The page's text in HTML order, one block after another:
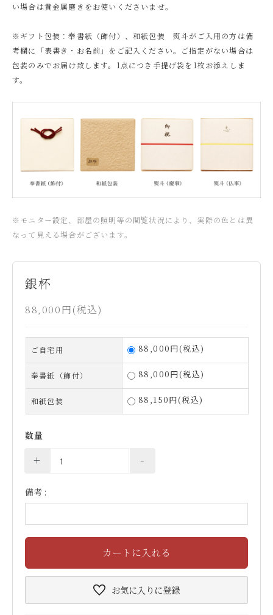
い場合は貴金属磨きをお使いくださいませ。
※ギフト包装：奉書紙（飾付）、和紙包装 熨斗がご入用の方は備
考欄に「表書き・お名前」をご記入ください。ご指定がない場合は
包装のみでお届け致します。1点につき手提げ袋を1枚お添えしま
す。
※モニター設定、部屋の照明等の閲覧状況により、実際の色とは異
なって見える場合がございます。
銀杯
88,000円(税込)
ご自宅用 88,000円(税込)
奉書紙（飾付） 88,000円(税込)
和紙包装 88,150円(税込)
数量
+ -
備考:
カートに入れる
お気に入り に登録